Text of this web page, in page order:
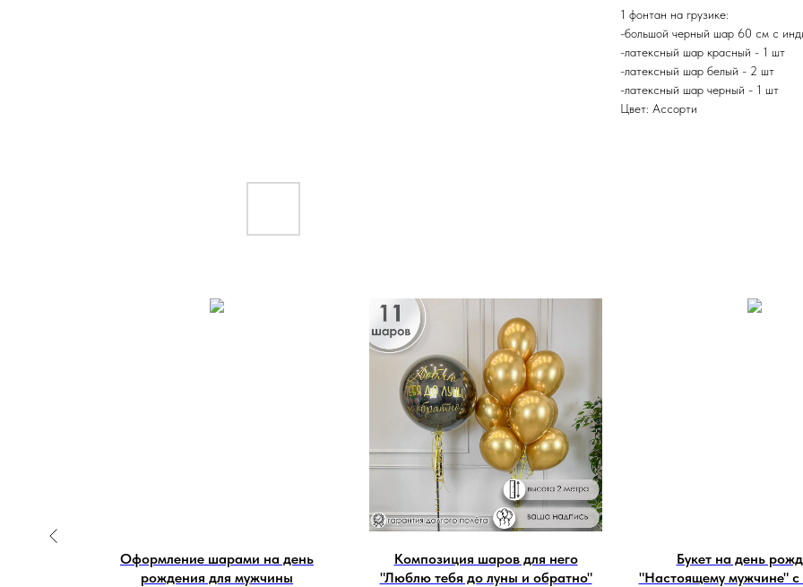
1 фонтан на грузике:
-большой черный шар 60 см с
-латексный шар красный - 1 шт
-латексный шар белый - 2 шт
-латексный шар черный - 1 шт
Цвет: Ассорти
Оформление шарами на день
рождения для мужчины
Композиция шаров для него
"Люблю тебя до луны и обратно"
Букет на день
"Настоящему мужчине" с